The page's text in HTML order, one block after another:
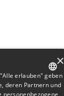
GERMAN
×
erlauben" geben
deren Partnern und
personenbezogene